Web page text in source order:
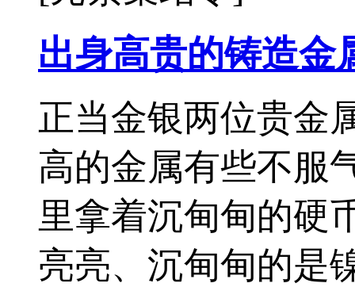
出身高贵的铸造金
正当金银两位贵金
高的金属有些不服
里拿着沉甸甸的硬
亮亮、沉甸甸的